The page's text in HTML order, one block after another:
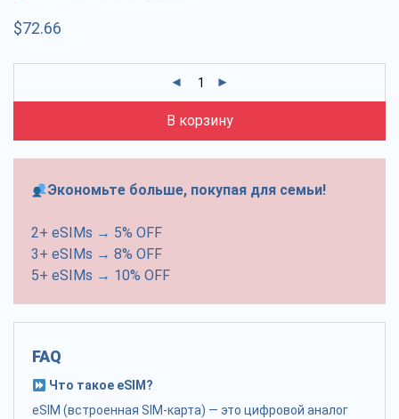
$72.66
В корзину
Экономьте больше, покупая для семьи!
2+ eSIMs → 5% OFF
3+ eSIMs → 8% OFF
5+ eSIMs → 10% OFF
FAQ
Что такое eSIM?
eSIM (встроенная SIM-карта) — это цифровой аналог